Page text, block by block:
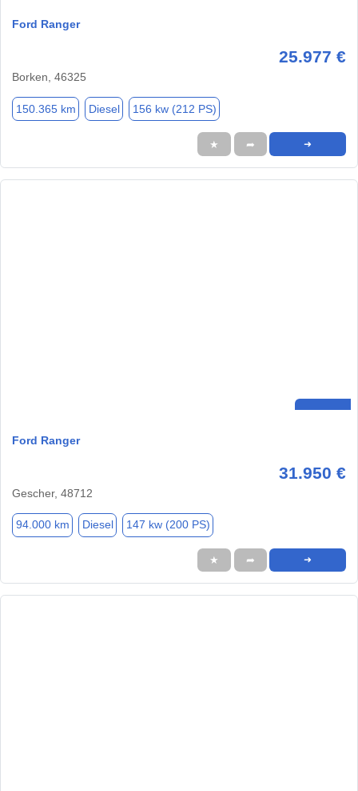
Ford Ranger
25.977 €
Borken, 46325
150.365 km Diesel 156 kw (212 PS)
★ ➦ ➜
Ford Ranger
31.950 €
Gescher, 48712
94.000 km Diesel 147 kw (200 PS)
★ ➦ ➜